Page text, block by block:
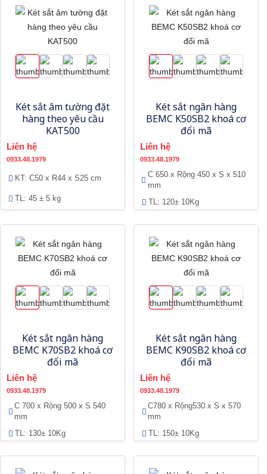
Két sắt âm tường đặt
hàng theo yêu cầu
KAT500
Liên hệ
0933.48.1979
KT: C50 x R44 x S25 cm
TL: 45 ± 5 kg
Két sắt ngân hàng
BEMC K50SB2 khoá cơ
đổi mã
Liên hệ
0933.48.1979
C 650 x Rộng 450 x S x 510
mm
TL: 120± 10Kg
Két sắt ngân hàng
BEMC K70SB2 khoá cơ
đổi mã
Liên hệ
0933.48.1979
C 700 x Rộng 500 x S 540
mm
TL: 130± 10Kg
Két sắt ngân hàng
BEMC K90SB2 khoá cơ
đổi mã
Liên hệ
0933.48.1979
C780 x Rộng530 x S x 570
mm
TL: 150± 10Kg